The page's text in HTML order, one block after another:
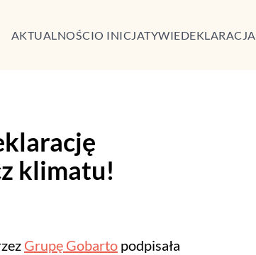
AKTUALNOŚCIO INICJATYWIEDEKLARACJA
klimatu!
Grupę Gobarto podpisała